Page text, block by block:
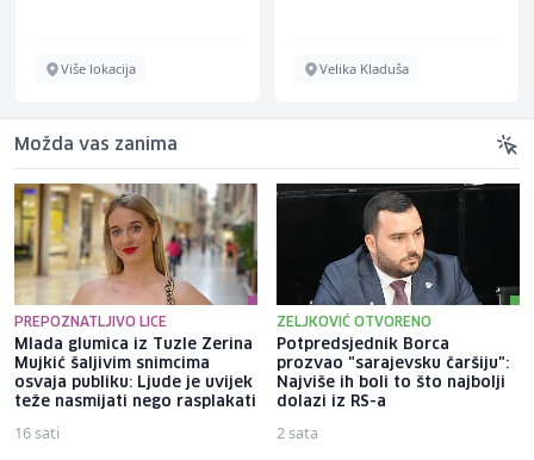
Više lokacija Velika Kladuša
Možda vas zanima
PREPOZNATLJIVO LICE
Mlada glumica iz Tuzle Zerina
Mujkić šaljivim snimcima
osvaja publiku: Ljude je uvijek
teže nasmijati nego rasplakati
16 sati
ZELJKOVIĆ OTVORENO
Potpredsjednik Borca
prozvao "sarajevsku čaršiju":
Najviše ih boli to što najbolji
dolazi iz RS-a
2 sata